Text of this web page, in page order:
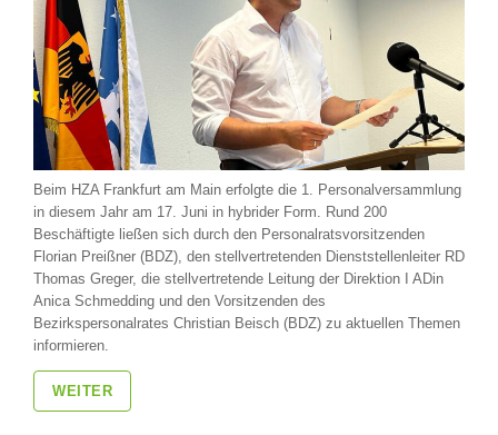
Beim HZA Frankfurt am Main erfolgte die 1. Personalversammlung
in diesem Jahr am 17. Juni in hybrider Form. Rund 200
Beschäftigte ließen sich durch den Personalratsvorsitzenden
Florian Preißner (BDZ), den stellvertretenden Dienststellenleiter RD
Thomas Greger, die stellvertretende Leitung der Direktion I ADin
Anica Schmedding und den Vorsitzenden des
Bezirkspersonalrates Christian Beisch (BDZ) zu aktuellen Themen
informieren.
WEITER